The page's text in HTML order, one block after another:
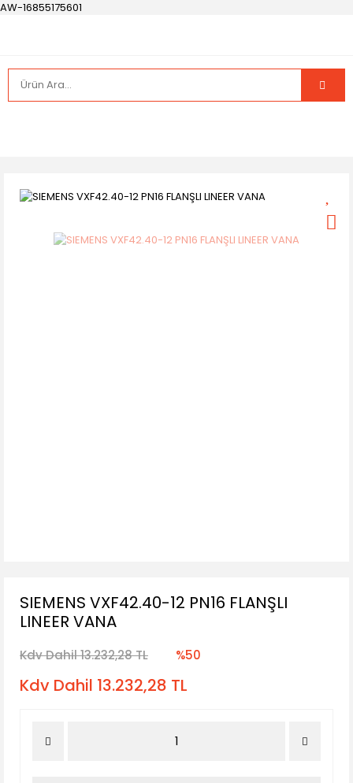
AW-16855175601
SIEMENS VXF42.40-12 PN16 FLANŞLI
LINEER VANA
Kdv Dahil 13.232,28 TL %50
Kdv Dahil 13.232,28 TL